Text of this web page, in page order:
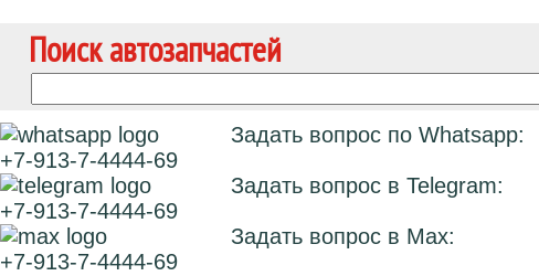
Поиск автозапчастей
Задать вопрос по Whatsapp:
+7-913-7-4444-69
Задать вопрос в Telegram:
+7-913-7-4444-69
Задать вопрос в Max:
+7-913-7-4444-69